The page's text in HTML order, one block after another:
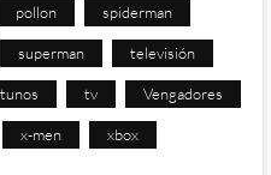
pollon spiderman
superman televisión
tunos tv Vengadores
x-men xbox